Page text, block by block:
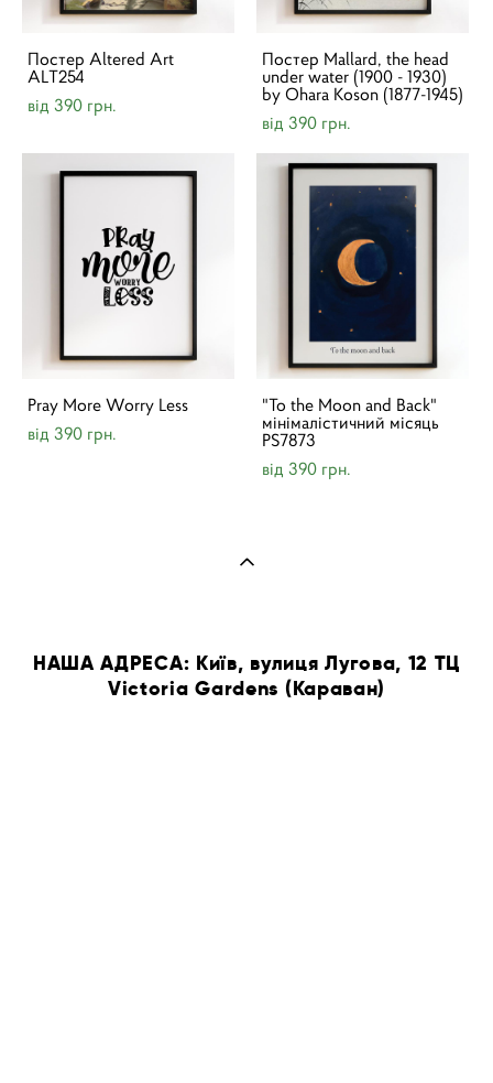
Постер Altered Art
ALT254
від 390 грн.
Постер Mallard, the head
under water (1900 - 1930)
by Ohara Koson (1877-1945)
від 390 грн.
Pray More Worry Less
від 390 грн.
"To the Moon and Back"
мінімалістичний місяць
PS7873
від 390 грн.
НАША АДРЕСА: Київ, вулиця Лугова, 12 ТЦ
Victoria Gardens (Караван)